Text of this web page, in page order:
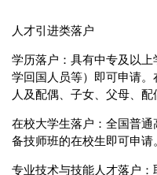
‌人才引进类落户‌
学历落户‌：具有‌中专及以
学回国人员等）即可申请
人及‌配偶、子女、父母、配
在校大学生落户‌：全国普
备技师班的‌在校生‌即可申请。
专业技术与技能人才落户‌